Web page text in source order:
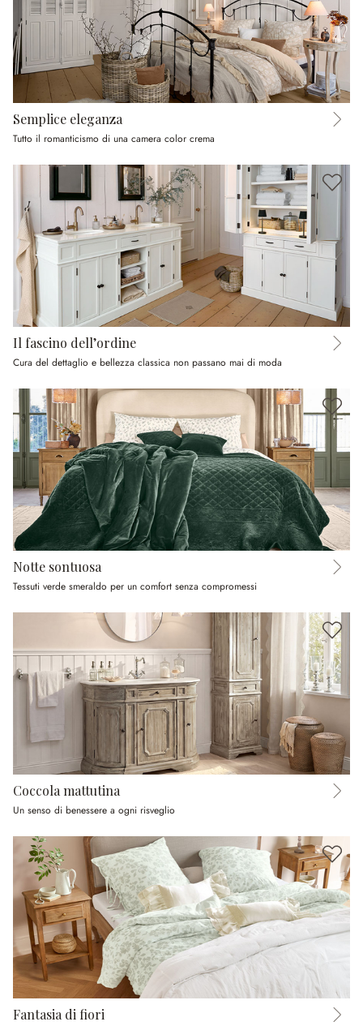
Semplice eleganza
Tutto il romanticismo di una camera color crema
Il fascino dell’ordine
Cura del dettaglio e bellezza classica non passano mai di moda
Notte sontuosa
Tessuti verde smeraldo per un comfort senza compromessi
Coccola mattutina
Un senso di benessere a ogni risveglio
Fantasia di fiori